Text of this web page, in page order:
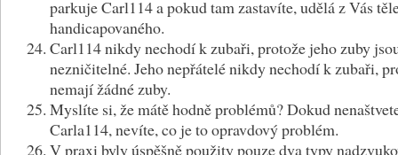
parkuje Carl114 a pokud tam zastavíte, udělá z Vás
handicapovaného.
Carl114 nikdy nechodí k zubaři, protože jeho zuby
nezničitelné. Jeho nepřátelé nikdy nechodí k zubaři,
nemají žádné zuby.
Myslíte si, že mátě hodně problémů? Dokud
Carla114, nevíte, co je to opravdový problém.
V praxi byly úspěšně použity pouze dva typy